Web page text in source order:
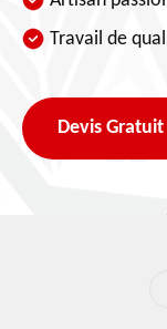
Travail de
Devis Gratuit